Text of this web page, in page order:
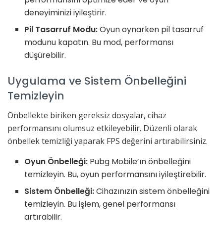
deneyiminizi iyileştirir.
Pil Tasarruf Modu:Oyun oynarken pil tasarruf
modunu kapatın. Bu mod, performansı
düşürebilir.
Uygulama ve Sistem Önbelleğini
Temizleyin
Önbellekte biriken gereksiz dosyalar, cihaz
performansını olumsuz etkileyebilir. Düzenli olarak
önbellek temizliği yaparak FPS değerini artırabilirsiniz.
Oyun Önbelleği: Pubg Mobile’ın önbelleğini
temizleyin. Bu, oyun performansını iyileştirebilir.
Sistem Önbelleği:Cihazınızın sistem önbelleğini
temizleyin. Bu işlem, genel performansı
artırabilir.